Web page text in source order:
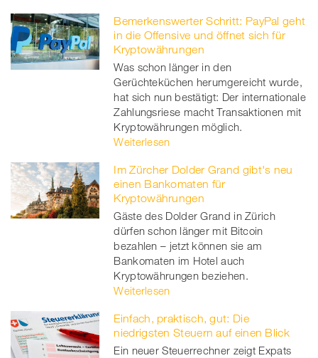
Bemerkenswerter Schritt: PayPal geht
in die Offensive und öffnet sich für
Kryptowährungen
Was schon länger in den
Gerüchteküchen herumgereicht wurde,
hat sich nun bestätigt: Der internationale
Zahlungsriese macht Transaktionen mit
Kryptowährungen möglich.
Weiterlesen
Im Zürcher Dolder Grand gibt's neu
einen Bankomaten für
Kryptowährungen
Gäste des Dolder Grand in Zürich
dürfen schon länger mit Bitcoin
bezahlen – jetzt können sie am
Bankomaten im Hotel auch
Kryptowährungen beziehen.
Weiterlesen
Einfach, praktisch, gut: Die
niedrigsten Steuern auf einen Blick
Ein neuer Steuerrechner zeigt Expats